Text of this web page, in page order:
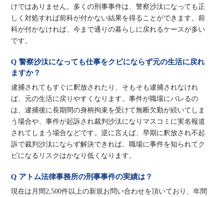
けではありません。多くの刑事事件は、警察沙汰になっても正
しく対処すれば前科が付かない結果を得ることができます。前
科が付かなければ、今まで通りの暮らしに戻れるケースが多い
です。
Q 警察沙汰になっても仕事をクビにならず元の生活に戻れ
ますか？
逮捕されてもすぐに釈放されたり、そもそも逮捕されなけれ
ば、元の生活に戻りやすくなります。事件が職場にバレるの
は、逮捕後に長期間の身柄拘束を受けて無断欠勤が続いてしま
う場合や、事件が起訴され裁判沙汰になりマスコミに実名報道
されてしまう場合などです。逆に言えば、早期に釈放され不起
訴で裁判沙汰にならず解決できれば、職場に事件を知られてク
ビになるリスクはかなり低くなります。
Q アトム法律事務所の刑事事件の実績は？
現在は月間2,500件以上の新規お問い合わせを頂いており、年間